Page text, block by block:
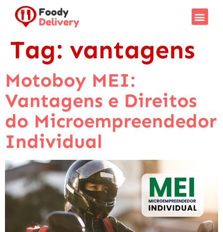
Tag: vantagens
Motoboy MEI:
Vantagens e Direitos
do Microempreendedor
Individual